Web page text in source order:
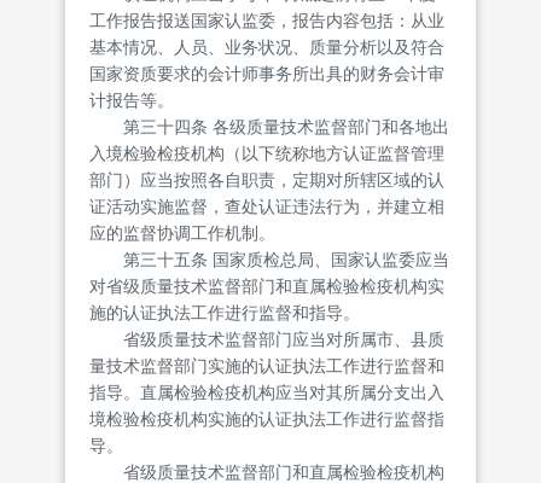
工作报告报送国家认监委，报告内容包括：从业
基本情况、人员、业务状况、质量分析以及符合
国家资质要求的会计师事务所出具的财务会计审
计报告等。
第三十四条 各级质量技术监督部门和各地出
入境检验检疫机构（以下统称地方认证监督管理
部门）应当按照各自职责，定期对所辖区域的认
证活动实施监督，查处认证违法行为，并建立相
应的监督协调工作机制。
第三十五条 国家质检总局、国家认监委应当
对省级质量技术监督部门和直属检验检疫机构实
施的认证执法工作进行监督和指导。
省级质量技术监督部门应当对所属市、县质
量技术监督部门实施的认证执法工作进行监督和
指导。直属检验检疫机构应当对其所属分支出入
境检验检疫机构实施的认证执法工作进行监督指
导。
省级质量技术监督部门和直属检验检疫机构